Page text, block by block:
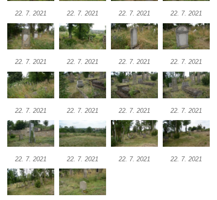
22. 7. 2021 22. 7. 2021 22. 7. 2021 22. 7. 2021
22. 7. 2021 22. 7. 2021 22. 7. 2021 22. 7. 2021
22. 7. 2021 22. 7. 2021 22. 7. 2021 22. 7. 2021
22. 7. 2021 22. 7. 2021 22. 7. 2021 22. 7. 2021